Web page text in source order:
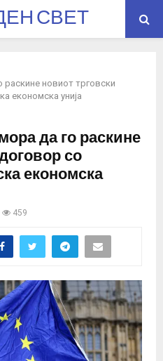
СВЕТ
раскине новиот трговски
економска унија
да го раскине
со
економска
459